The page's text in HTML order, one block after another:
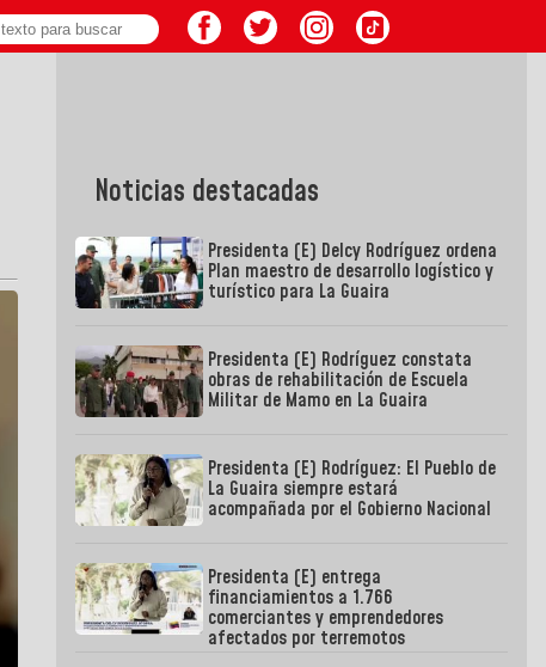
Noticias destacadas
Presidenta (E) Delcy Rodríguez ordena
Plan maestro de desarrollo logístico y
turístico para La Guaira
Presidenta (E) Rodríguez constata
obras de rehabilitación de Escuela
Militar de Mamo en La Guaira
Presidenta (E) Rodríguez: El Pueblo de
La Guaira siempre estará
acompañada por el Gobierno Nacional
Presidenta (E) entrega
financiamientos a 1.766
comerciantes y emprendedores
afectados por terremotos